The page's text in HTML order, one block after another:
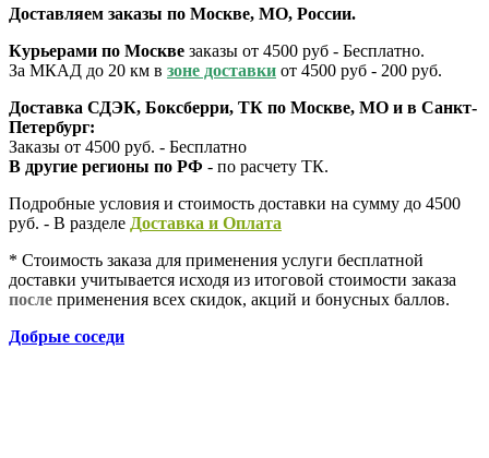
Доставляем заказы по Москве, МО, России.
Курьерами по Москве заказы от 4500 руб - Бесплатно.
За МКАД до 20 км в зоне доставки от 4500 руб - 200 руб.
Доставка СДЭК, Боксберри, ТК по Москве, МО и в Санкт-
Петербург:
Заказы от 4500 руб. - Бесплатно
В другие регионы по РФ - по расчету ТК.
Подробные условия и стоимость доставки на сумму до 4500
руб. - В разделе Доставка и Оплата
* Стоимость заказа для применения услуги бесплатной
доставки учитывается исходя из итоговой стоимости заказа
после применения всех скидок, акций и бонусных баллов.
Добрые соседи